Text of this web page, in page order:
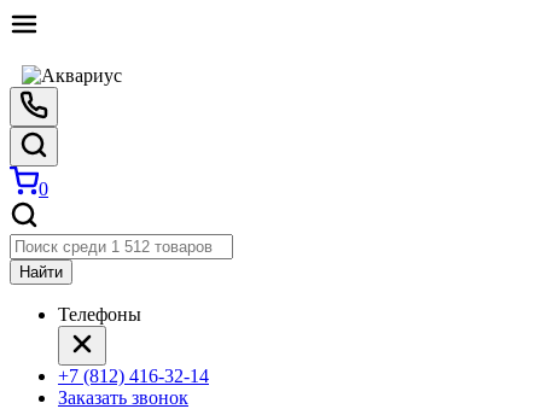
0
Найти
Телефоны
+7 (812) 416-32-14
Заказать звонок